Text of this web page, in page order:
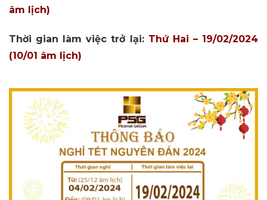
âm lịch)
Thời gian làm việc trở lại: Thứ Hai – 19/02/2024
(10/01 âm lịch)